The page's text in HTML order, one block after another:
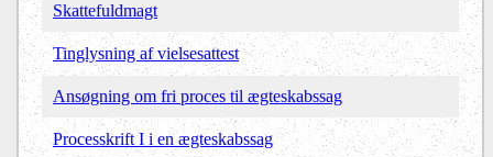
Skattefuldmagt
Tinglysning af vielsesattest
Ansøgning om fri proces til ægteskabssag
Processkrift I i en ægteskabssag